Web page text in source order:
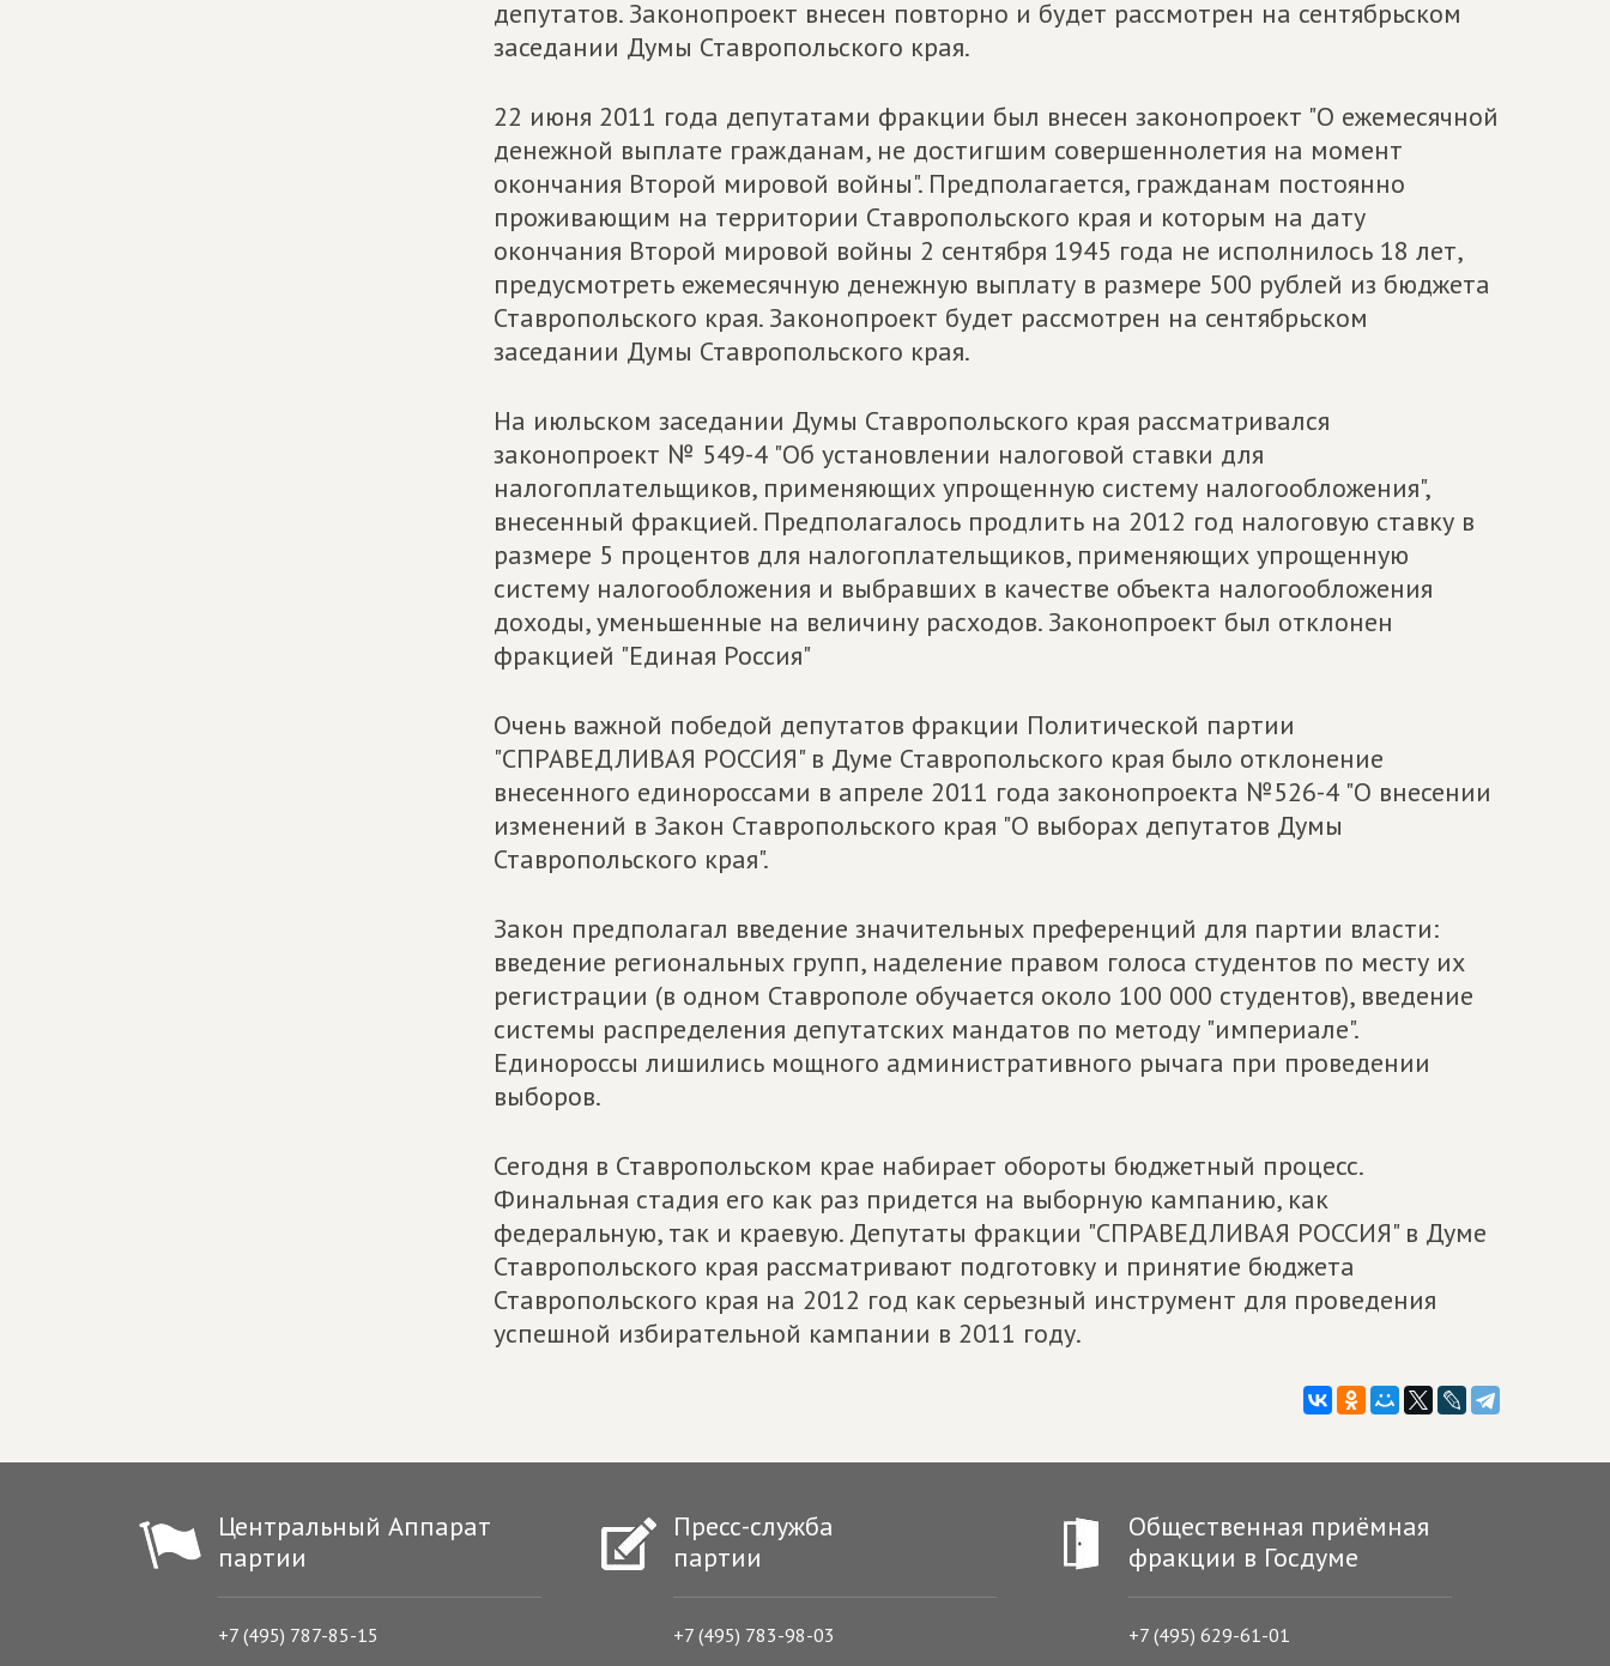
депутатов. Законопроект внесен повторно и будет рассмотрен на сентябрьском
заседании Думы Ставропольского края.
22 июня 2011 года депутатами фракции был внесен законопроект "О ежемесячной
денежной выплате гражданам, не достигшим совершеннолетия на момент
окончания Второй мировой войны". Предполагается, гражданам постоянно
проживающим на территории Ставропольского края и которым на дату
окончания Второй мировой войны 2 сентября 1945 года не исполнилось 18 лет,
предусмотреть ежемесячную денежную выплату в размере 500 рублей из бюджета
Ставропольского края. Законопроект будет рассмотрен на сентябрьском
заседании Думы Ставропольского края.
На июльском заседании Думы Ставропольского края рассматривался
законопроект № 549-4 "Об установлении налоговой ставки для
налогоплательщиков, применяющих упрощенную систему налогообложения",
внесенный фракцией. Предполагалось продлить на 2012 год налоговую ставку в
размере 5 процентов для налогоплательщиков, применяющих упрощенную
систему налогообложения и выбравших в качестве объекта налогообложения
доходы, уменьшенные на величину расходов. Законопроект был отклонен
фракцией "Единая Россия"
Очень важной победой депутатов фракции Политической партии
"СПРАВЕДЛИВАЯ РОССИЯ" в Думе Ставропольского края было отклонение
внесенного единороссами в апреле 2011 года законопроекта №526-4 "О внесении
изменений в Закон Ставропольского края "О выборах депутатов Думы
Ставропольского края".
Закон предполагал введение значительных преференций для партии власти:
введение региональных групп, наделение правом голоса студентов по месту их
регистрации (в одном Ставрополе обучается около 100 000 студентов), введение
системы распределения депутатских мандатов по методу "империале".
Единороссы лишились мощного административного рычага при проведении
выборов.
Сегодня в Ставропольском крае набирает обороты бюджетный процесс.
Финальная стадия его как раз придется на выборную кампанию, как
федеральную, так и краевую. Депутаты фракции "СПРАВЕДЛИВАЯ РОССИЯ" в Думе
Ставропольского края рассматривают подготовку и принятие бюджета
Ставропольского края на 2012 год как серьезный инструмент для проведения
успешной избирательной кампании в 2011 году.
Центральный Аппарат
партии
+7 (495) 787-85-15
Пресс-служба
партии
+7 (495) 783-98-03
Общественная приёмная
фракции в Госдуме
+7 (495) 629-61-01